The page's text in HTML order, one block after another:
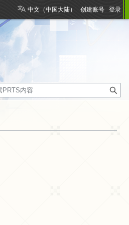
中文（中国大陆） 创建账号 登录